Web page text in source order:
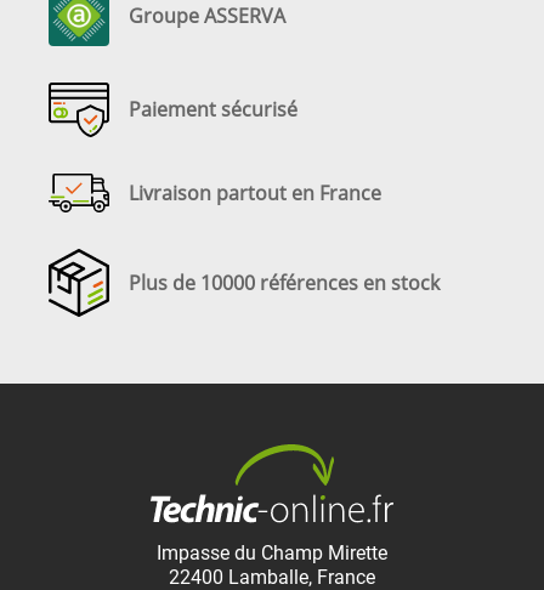
Groupe ASSERVA
Paiement sécurisé
Livraison partout en France
Plus de 10000 références en stock
Impasse du Champ Mirette
22400 Lamballe, France